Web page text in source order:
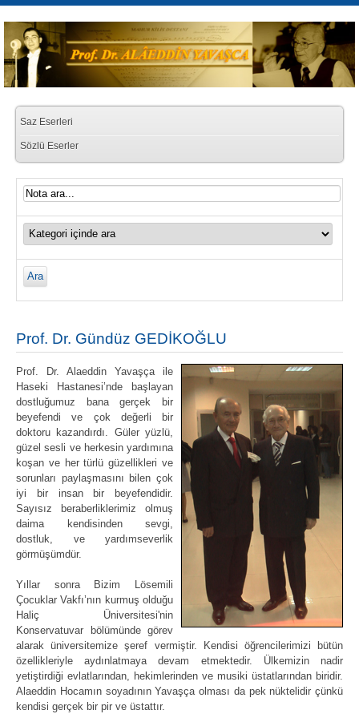
Saz Eserleri
Sözlü Eserler
Prof. Dr. Gündüz GEDİKOĞLU
Prof. Dr. Alaeddin Yavaşça ile
Haseki Hastanesi’nde başlayan
dostluğumuz bana gerçek bir
beyefendi ve çok değerli bir
doktoru kazandırdı. Güler yüzlü,
güzel sesli ve herkesin yardımına
koşan ve her türlü güzellikleri ve
sorunları paylaşmasını bilen çok
iyi bir insan bir beyefendidir.
Sayısız beraberliklerimiz olmuş
daima kendisinden sevgi,
dostluk, ve yardımseverlik
görmüşümdür.
Yıllar sonra Bizim Lösemili
Çocuklar Vakfı’nın kurmuş olduğu
Haliç Üniversitesi'nin
Konservatuvar bölümünde görev
alarak üniversitemize şeref vermiştir. Kendisi öğrencilerimizi bütün
özellikleriyle aydınlatmaya devam etmektedir. Ülkemizin nadir
yetiştirdiği evlatlarından, hekimlerinden ve musiki üstatlarından biridir.
Alaeddin Hocamın soyadının Yavaşça olması da pek nüktelidir çünkü
kendisi gerçek bir pir ve üstattır.